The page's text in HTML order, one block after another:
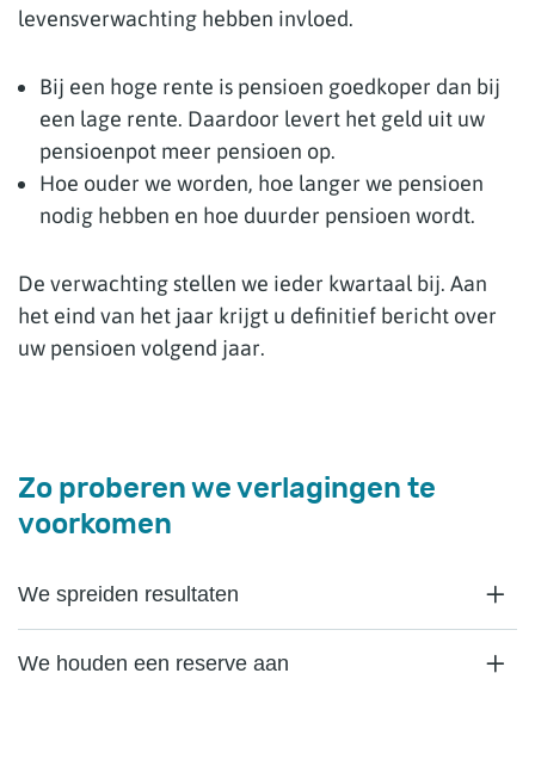
levensverwachting hebben invloed.
Bij een hoge rente is pensioen goedkoper dan bij
een lage rente. Daardoor levert het geld uit uw
pensioenpot meer pensioen op.
Hoe ouder we worden, hoe langer we pensioen
nodig hebben en hoe duurder pensioen wordt.
De verwachting stellen we ieder kwartaal bij. Aan
het eind van het jaar krijgt u definitief bericht over
uw pensioen volgend jaar.
Zo proberen we verlagingen te
voorkomen
We spreiden resultaten
We houden een reserve aan